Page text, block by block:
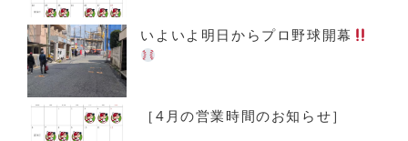
いよいよ明日からプロ野球開幕
［4月の営業時間のお知らせ］